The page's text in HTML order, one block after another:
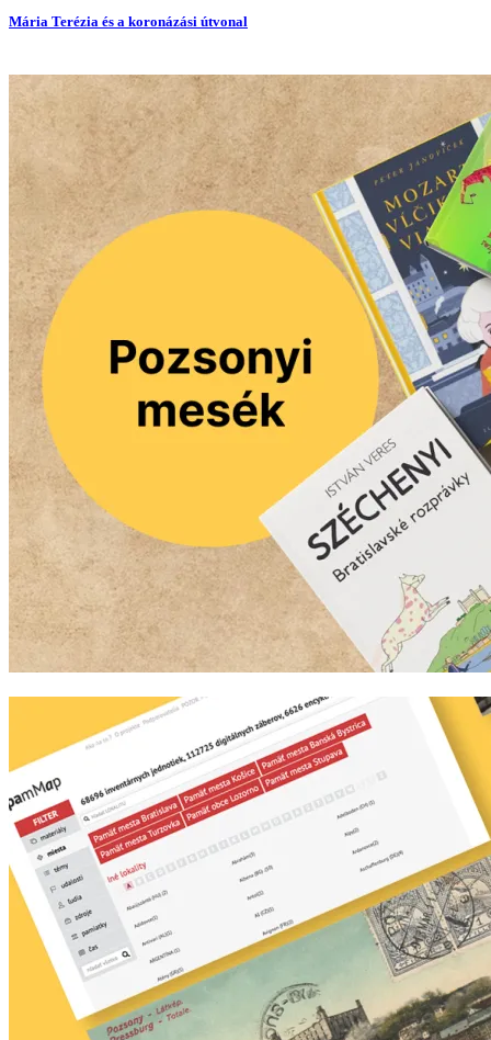
Mária Terézia és a koronázási útvonal